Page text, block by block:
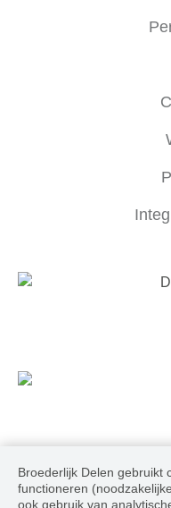
Volg ons
Broederlijk Delen gebruikt
functioneren
ook gebruik van